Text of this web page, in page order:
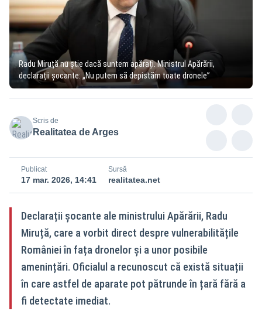
Radu Miruță nu știe dacă suntem apărați. Ministrul Apărării,
declarații șocante: „Nu putem să depistăm toate dronele”
Scris de
Realitatea de Arges
Publicat
17 mar. 2026, 14:41
Sursă
realitatea.net
Declarații șocante ale ministrului Apărării, Radu
Miruță, care a vorbit direct despre vulnerabilitățile
României în fața dronelor și a unor posibile
amenințări. Oficialul a recunoscut că există situații
în care astfel de aparate pot pătrunde în țară fără a
fi detectate imediat.